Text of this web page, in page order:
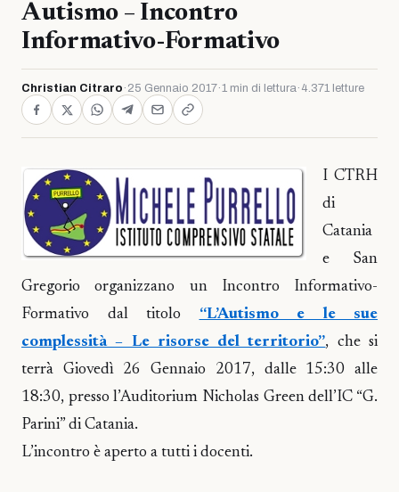
Autismo – Incontro
Informativo-Formativo
Christian Citraro · 25 Gennaio 2017·1 min di lettura· 4.371 letture
I CTRH
di
Catania
e San
Gregorio organizzano un Incontro Informativo-
Formativo dal titolo “L’Autismo e le sue
complessità – Le risorse del territorio”, che si
terrà Giovedì 26 Gennaio 2017, dalle 15:30 alle
18:30, presso l’Auditorium Nicholas Green dell’IC “G.
Parini” di Catania.
L’incontro è aperto a tutti i docenti.